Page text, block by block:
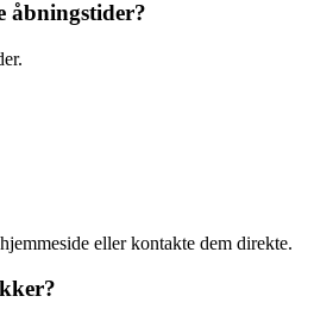
åbningstider?
eller kontakte dem direkte.